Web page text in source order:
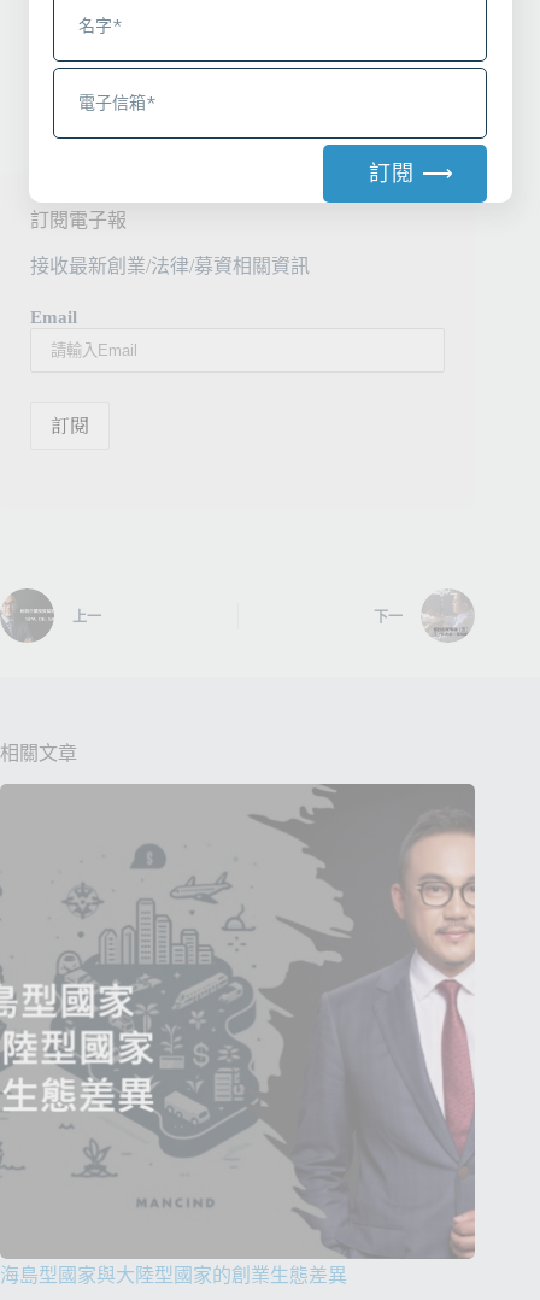
調整產品把握付費客戶；在投資面上，將公司的整
趣。節流上，應該能檢視：談降辦公室房租、馬上
找自己往來的銀行重談借貸條件，積極爭取各產業
的政府紓困貸款。
訂閱電子報
接收最新創業/法律/募資相關資訊
Email
上一 下一
相關文章
海島型國家與大陸型國家的創業生態差異
訂閱 ⟶
A
t
n
t